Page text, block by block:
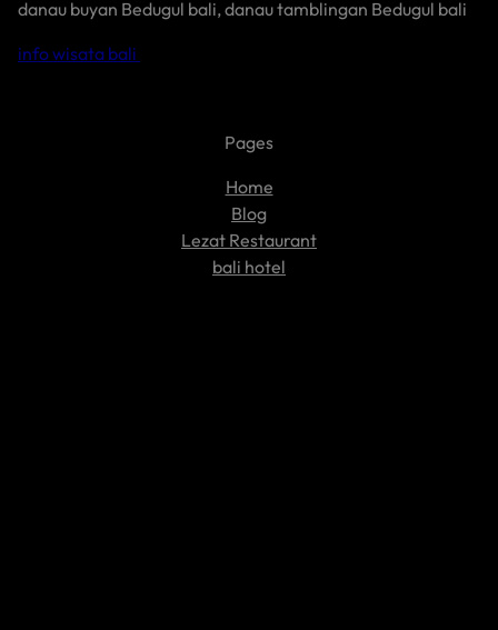
danau buyan Bedugul bali, danau tamblingan Bedugul bali
info wisata bali
Pages
Home
Blog
Lezat Restaurant
bali hotel